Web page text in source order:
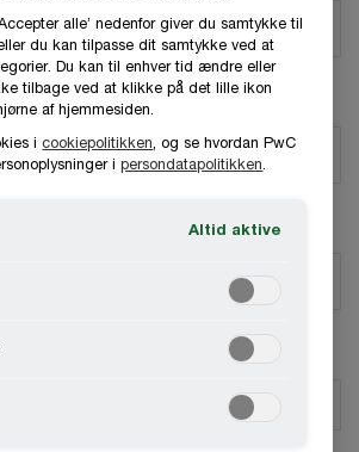
alle’ nedenfor giver du samtykke til
du kan tilpasse dit samtykke ved at
Du kan til enhver tid ændre eller
tilbage ved at klikke på det lille ikon
af hjemmesiden.
icookiepolitikken , og se hvordan PwC
ipersondatapolitikken
Altid aktive